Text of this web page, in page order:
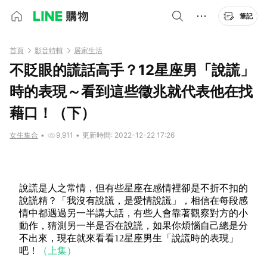
筆記
首頁 影音特輯 居家生活
不貶眼的謊話高手？12星座男「說謊」
時的表現～看到這些徵兆就代表他在找
藉口！（下）
女生集合 • 9,911 • 更新時間: 2022-12-22 17:26
說謊是人之常情，但有些星座在感情裡卻是不折不扣的
說謊精？「我沒有說謊，是愛情說謊」，相信在每段感
情中都遇過另一半講大話，有些人會靠著觀察對方的小
動作，猜測另一半是否在說謊，如果你煩惱自己總是分
不出來，現在就來看看12星座男生「說謊時的表現」
吧！
（上集）